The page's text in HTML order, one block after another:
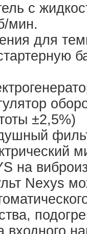
с
мин.
для
±2,5%)
на
Nexys
входного